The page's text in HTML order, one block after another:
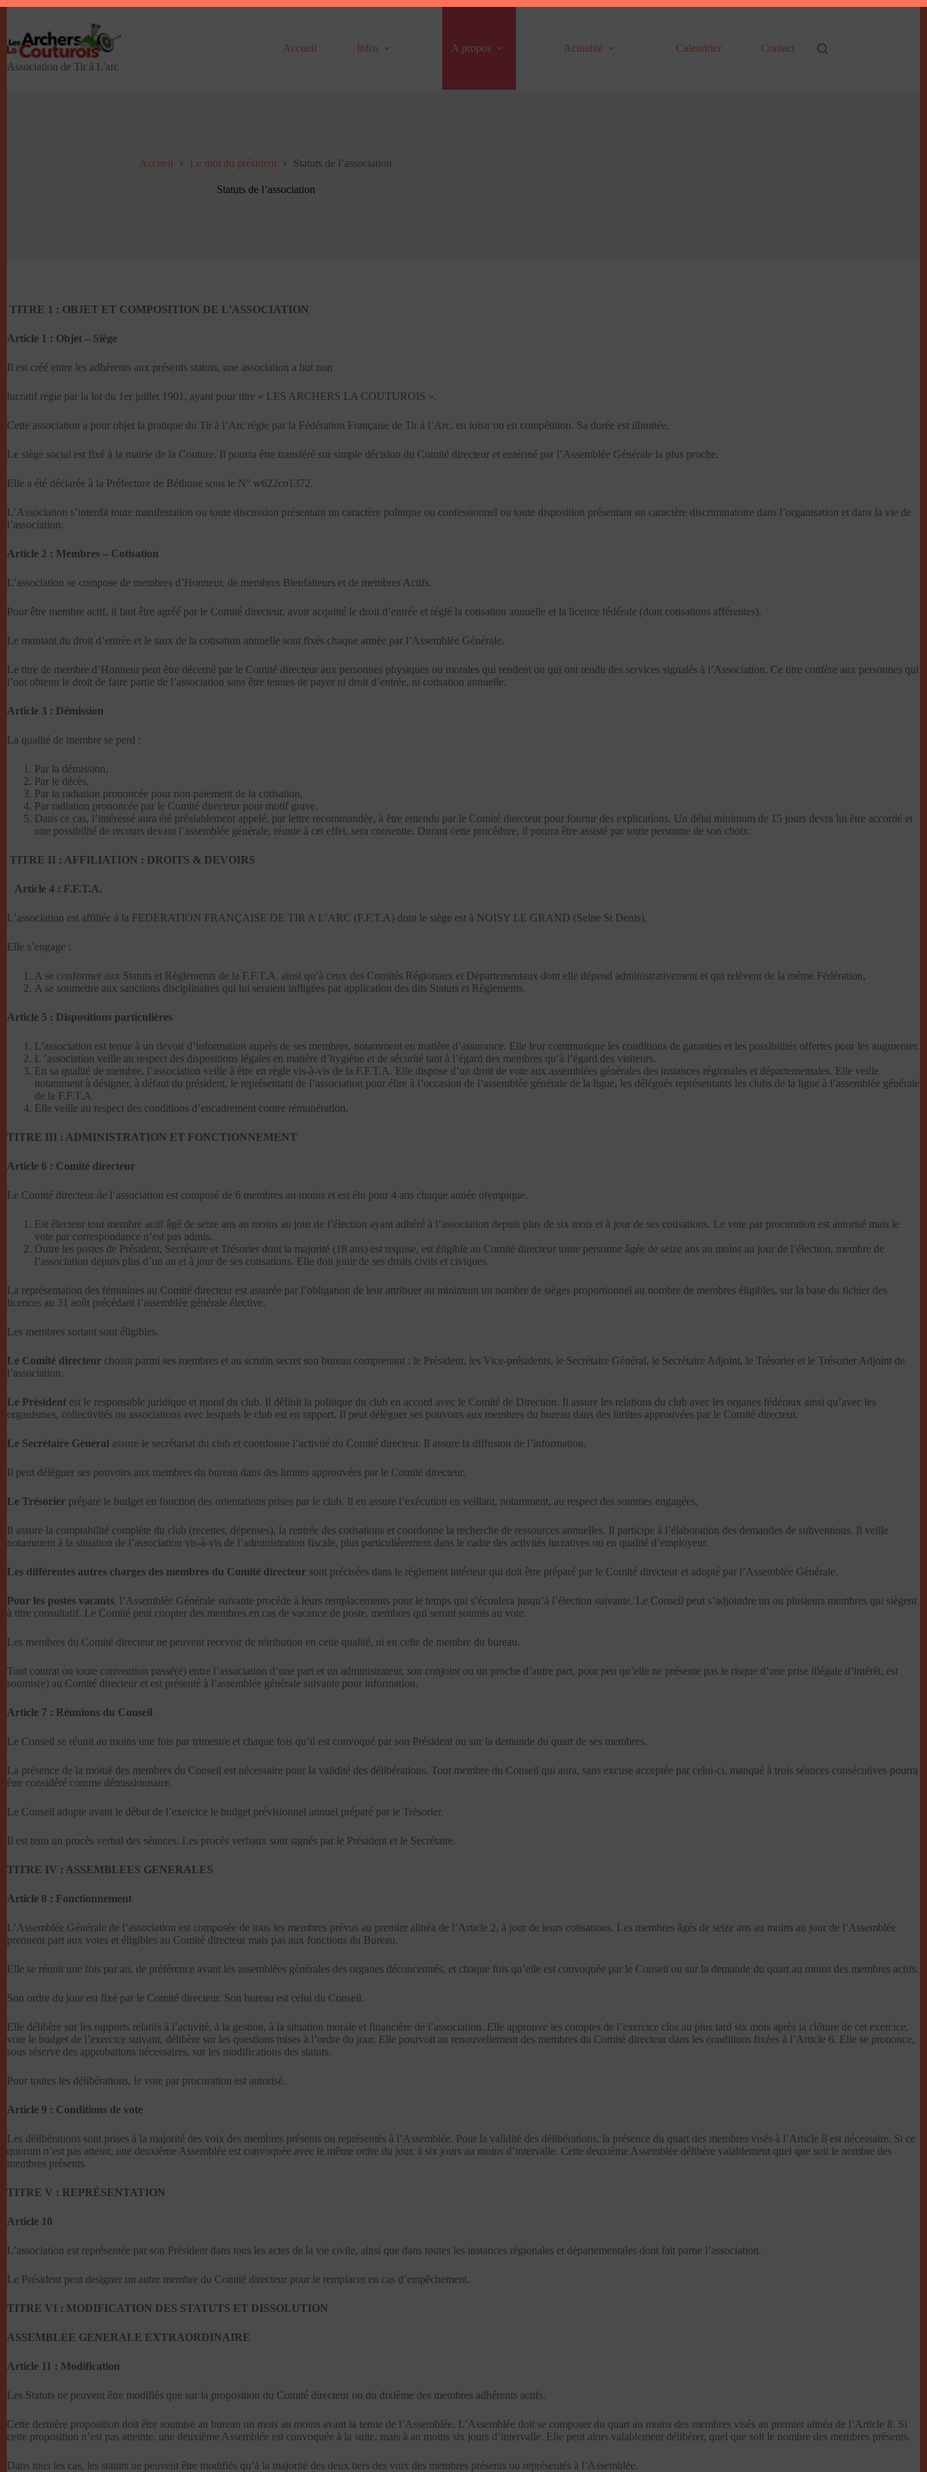
contenu
Association de Tir à L'arc
Accueil Infos A propos Actualité Calendrier Contact
Accueil Le mot du président Statuts de l’association
Statuts de l’association
TITRE 1 : OBJET ET COMPOSITION DE L’ASSOCIATION
Article 1 : Objet – Siège
Il est créé entre les adhérents aux présents statuts, une association a but non
lucratif régie par la loi du 1er juillet 1901, ayant pour titre « LES ARCHERS LA COUTUROIS ».
Cette association a pour objet la pratique du Tir à l’Arc régie par la Fédération Française de Tir à l’Arc, en loisir ou en compétition. Sa durée est illimitée.
Le siège social est fixé à la mairie de la Couture. Il pourra être transféré sur simple décision du Comité directeur et entériné par l’Assemblée Générale la plus proche.
Elle a été déclarée à la Préfecture de Béthune sous le N° w622co1372.
L’Association s’interdit toute manifestation ou toute discussion présentant un caractère politique ou confessionnel ou toute disposition présentant un caractère discriminatoire dans l’organisation et dans la vie de
l’association.
Article 2 : Membres – Cotisation
L’association se compose de membres d’Honneur, de membres Bienfaiteurs et de membres Actifs.
Pour être membre actif, il faut être agréé par le Comité directeur, avoir acquitté le droit d’entrée et réglé la cotisation annuelle et la licence fédérale (dont cotisations afférentes).
Le montant du droit d’entrée et le taux de la cotisation annuelle sont fixés chaque année par l’Assemblée Générale.
Le titre de membre d’Honneur peut être décerné par le Comité directeur aux personnes physiques ou morales qui rendent ou qui ont rendu des services signalés à l’Association. Ce titre confère aux personnes qui
l’ont obtenu le droit de faire partie de l’association sans être tenues de payer ni droit d’entrée, ni cotisation annuelle.
Article 3 : Démission
La qualité de membre se perd :
Par la démission,
Par le décès,
Par la radiation prononcée pour non paiement de la cotisation,
Par radiation prononcée par le Comité directeur pour motif grave.
Dans ce cas, l’intéressé aura été préalablement appelé, par lettre recommandée, à être entendu par le Comité directeur pour fournir des explications. Un délai minimum de 15 jours devra lui être accordé et
une possibilité de recours devant l’assemblée générale, réunie à cet effet, sera consentie. Durant cette procédure, il pourra être assisté par toute personne de son choix.
TITRE II : AFFILIATION : DROITS & DEVOIRS
Article 4 : F.F.T.A.
L’association est affiliée à la FEDERATION FRANÇAISE DE TIR A L’ARC (F.F.T.A) dont le siège est à NOISY LE GRAND (Seine St Denis).
Elle s’engage :
A se conformer aux Statuts et Règlements de la F.F.T.A. ainsi qu’à ceux des Comités Régionaux et Départementaux dont elle dépend administrativement et qui relèvent de la même Fédération,
A se soumettre aux sanctions disciplinaires qui lui seraient infligées par application des dits Statuts et Règlements.
Article 5 : Dispositions particulières
L’association est tenue à un devoir d’information auprès de ses membres, notamment en matière d’assurance. Elle leur communique les conditions de garanties et les possibilités offertes pour les augmenter.
L ’association veille au respect des dispositions légales en matière d’hygiène et de sécurité tant à l’égard des membres qu’à l’égard des visiteurs.
En sa qualité de membre, l’association veille à être en règle vis-à-vis de la F.F.T.A. Elle dispose d’un droit de vote aux assemblées générales des instances régionales et départementales. Elle veille
notamment à désigner, à défaut du président, le représentant de l’association pour élire à l’occasion de l’assemblée générale de la ligue, les délégués représentants les clubs de la ligue à l’assemblée générale
de la F.F.T.A.
Elle veille au respect des conditions d’encadrement contre rémunération.
TITRE III : ADMINISTRATION ET FONCTIONNEMENT
Article 6 : Comité directeur
Le Comité directeur de l’association est composé de 6 membres au moins et est élu pour 4 ans chaque année olympique.
Est électeur tout membre actif âgé de seize ans au moins au jour de l’élection ayant adhéré à l’association depuis plus de six mois et à jour de ses cotisations. Le vote par procuration est autorisé mais le
vote par correspondance n’est pas admis.
Outre les postes de Président, Secrétaire et Trésorier dont la majorité (18 ans) est requise, est éligible au Comité directeur toute personne âgée de seize ans au moins au jour de l’élection, membre de
l’association depuis plus d’un an et à jour de ses cotisations. Elle doit jouir de ses droits civils et civiques.
La représentation des féminines au Comité directeur est assurée par l’obligation de leur attribuer au minimum un nombre de sièges proportionnel au nombre de membres éligibles, sur la base du fichier des
licences au 31 août précédant l’assemblée générale élective.
Les membres sortant sont éligibles.
Le Comité directeur choisit parmi ses membres et au scrutin secret son bureau comprenant : le Président, les Vice-présidents, le Secrétaire Général, le Secrétaire Adjoint, le Trésorier et le Trésorier Adjoint de
l’association.
Le Président est le responsable juridique et moral du club. Il définit la politique du club en accord avec le Comité de Direction. Il assure les relations du club avec les organes fédéraux ainsi qu’avec les
organismes, collectivités ou associations avec lesquels le club est en rapport. Il peut déléguer ses pouvoirs aux membres du bureau dans des limites approuvées par le Comité directeur.
Le Secrétaire Général assure le secrétariat du club et coordonne l’activité du Comité directeur. Il assure la diffusion de l’information.
Il peut déléguer ses pouvoirs aux membres du bureau dans des limites approuvées par le Comité directeur.
Le Trésorier prépare le budget en fonction des orientations prises par le club. Il en assure l’exécution en veillant, notamment, au respect des sommes engagées.
Il assure la comptabilité complète du club (recettes, dépenses), la rentrée des cotisations et coordonne la recherche de ressources annuelles. Il participe à l’élaboration des demandes de subventions. Il veille
notamment à la situation de l’association vis-à-vis de l’administration fiscale, plus particulièrement dans le cadre des activités lucratives ou en qualité d’employeur.
Les différentes autres charges des membres du Comité directeur sont précisées dans le règlement intérieur qui doit être préparé par le Comité directeur et adopté par l’Assemblée Générale.
Pour les postes vacants, l’Assemblée Générale suivante procède à leurs remplacements pour le temps qui s’écoulera jusqu’à l’élection suivante. Le Conseil peut s’adjoindre un ou plusieurs membres qui siègent
à titre consultatif. Le Comité peut coopter des membres en cas de vacance de poste, membres qui seront soumis au vote.
Les membres du Comité directeur ne peuvent recevoir de rétribution en cette qualité, ni en celle de membre du bureau.
Tout contrat ou toute convention passé(e) entre l’association d’une part et un administrateur, son conjoint ou un proche d’autre part, pour peu qu’elle ne présente pas le risque d’une prise illégale d’intérêt, est
soumis(e) au Comité directeur et est présenté à l’assemblée générale suivante pour information.
Article 7 : Réunions du Conseil
Le Conseil se réunit au moins une fois par trimestre et chaque fois qu’il est convoqué par son Président ou sur la demande du quart de ses membres.
La présence de la moitié des membres du Conseil est nécessaire pour la validité des délibérations. Tout membre du Conseil qui aura, sans excuse acceptée par celui-ci, manqué à trois séances consécutives pourra
être considéré comme démissionnaire.
Le Conseil adopte avant le début de l’exercice le budget prévisionnel annuel préparé par le Trésorier.
Il est tenu un procès verbal des séances. Les procès verbaux sont signés par le Président et le Secrétaire.
TITRE IV : ASSEMBLEES GENERALES
Article 8 : Fonctionnement
L’Assemblée Générale de l’association est composée de tous les membres prévus au premier alinéa de l’Article 2, à jour de leurs cotisations. Les membres âgés de seize ans au moins au jour de l’Assemblée
prennent part aux votes et éligibles au Comité directeur mais pas aux fonctions du Bureau.
Elle se réunit une fois par an, de préférence avant les assemblées générales des organes déconcentrés, et chaque fois qu’elle est convoquée par le Conseil ou sur la demande du quart au moins des membres actifs.
Son ordre du jour est fixé par le Comité directeur. Son bureau est celui du Conseil.
Elle délibère sur les rapports relatifs à l’activité, à la gestion, à la situation morale et financière de l’association. Elle approuve les comptes de l’exercice clos au plus tard six mois après la clôture de cet exercice,
vote le budget de l’exercice suivant, délibère sur les questions mises à l’ordre du jour. Elle pourvoit au renouvellement des membres du Comité directeur dans les conditions fixées à l’Article 6. Elle se prononce,
sous réserve des approbations nécessaires, sur les modifications des statuts.
Pour toutes les délibérations, le vote par procuration est autorisé.
Article 9 : Conditions de vote
Les délibérations sont prises à la majorité des voix des membres présents ou représentés à l’Assemblée. Pour la validité des délibérations, la présence du quart des membres visés à l’Article 8 est nécessaire. Si ce
quorum n’est pas atteint, une deuxième Assemblée est convoquée avec le même ordre du jour, à six jours au moins d’intervalle. Cette deuxième Assemblée délibère valablement quel que soit le nombre des
membres présents.
TITRE V : REPRÉSENTATION
Article 10
L’association est représentée par son Président dans tous les actes de la vie civile, ainsi que dans toutes les instances régionales et départementales dont fait partie l’association.
Le Président peut designer un autre membre du Comité directeur pour le remplacer en cas d’empêchement.
TITRE VI : MODIFICATION DES STATUTS ET DISSOLUTION
ASSEMBLEE GENERALE EXTRAORDINAIRE
Article 11 : Modification
Les Statuts ne peuvent être modifiés que sur la proposition du Comité directeur ou du dixième des membres adhérents actifs.
Cette dernière proposition doit être soumise au bureau un mois au moins avant la tenue de l’Assemblée. L’Assemblée doit se composer du quart au moins des membres visés au premier alinéa de l’Article 8. Si
cette proposition n’est pas atteinte, une deuxième Assemblée est convoquée à la suite, mais à au moins six jours d’intervalle. Elle peut alors valablement délibérer, quel que soit le nombre des membres présents.
Dans tous les cas, les statuts ne peuvent être modifiés qu’à la majorité des deux tiers des voix des membres présents ou représentés à l’Assemblée.